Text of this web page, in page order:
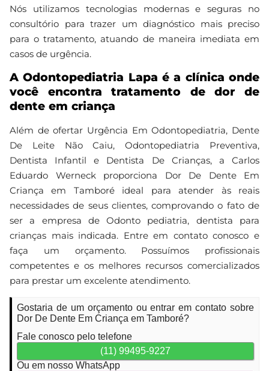
Nós utilizamos tecnologias modernas e seguras no
consultório para trazer um diagnóstico mais preciso
para o tratamento, atuando de maneira imediata em
casos de urgência.
A Odontopediatria Lapa é a clínica onde
você encontra tratamento de dor de
dente em criança
Além de ofertar Urgência Em Odontopediatria, Dente
De Leite Não Caiu, Odontopediatria Preventiva,
Dentista Infantil e Dentista De Crianças, a Carlos
Eduardo Werneck proporciona Dor De Dente Em
Criança em Tamboré ideal para atender às reais
necessidades de seus clientes, comprovando o fato de
ser a empresa de Odonto pediatria, dentista para
crianças mais indicada. Entre em contato conosco e
faça um orçamento. Possuímos profissionais
competentes e os melhores recursos comercializados
para prestar um excelente atendimento.
Gostaria de um orçamento ou entrar em contato sobre
Dor De Dente Em Criança em Tamboré?
Fale conosco pelo telefone
(11) 99495-9227
Ou em nosso WhatsApp